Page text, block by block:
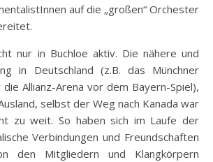
auf die „großen“ Orchester
nur in Buchloe aktiv. Die nähere und
in Deutschland (z.B. das Münchner
Allianz-Arena vor dem Bayern-Spiel),
selbst der Weg nach Kanada war
zu weit. So haben sich im Laufe der
Verbindungen und Freundschaften
den Mitgliedern und Klangkörpern